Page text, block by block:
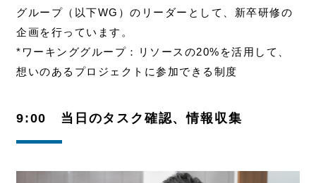
グループ（以下WG）のリーダーとして、新卒研修の
企画を行っています。
*ワーキンググループ：リソースの20%を活用して、
想いのあるプロジェクトに参加できる制度
9:00 当日のタスク確認、情報収集